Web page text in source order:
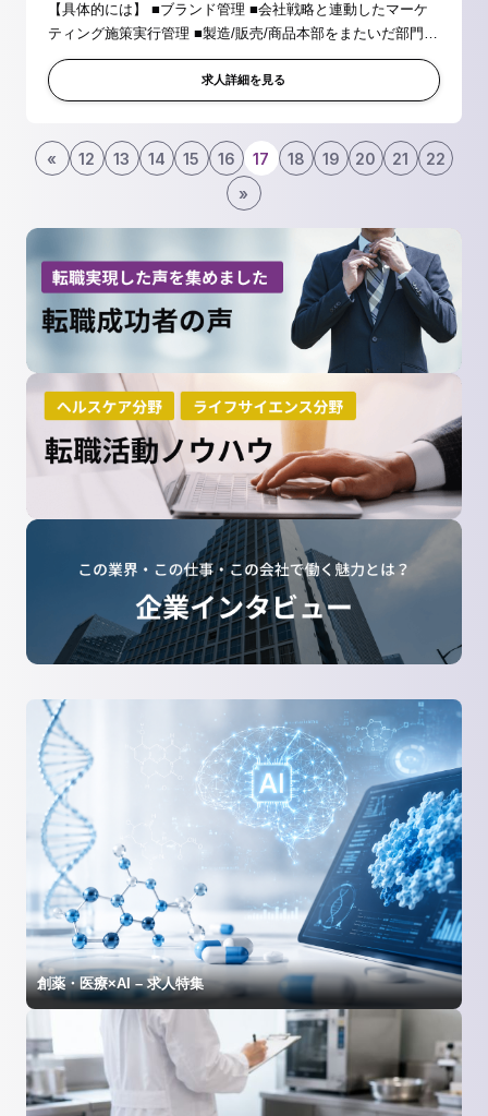
【具体的には】 ■ブランド管理 ■会社戦略と連動したマーケ
ティング施策実行管理 ■製造/販売/商品本部をまたいだ部門横
断プロジェクト推進 ■外部協力企業様窓口、調整業務 ■商品
の企画、開発 ■各...
求人詳細を見る
« 12 13 14 15 16 17 18 19 20 21
22
»
創薬・医療×AI – 求人特集